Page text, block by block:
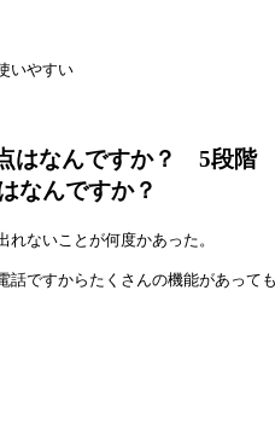
いやすい
はなんですか？ 5段階
なんですか？
ないことが何度かあった。
話ですからたくさんの機能があって